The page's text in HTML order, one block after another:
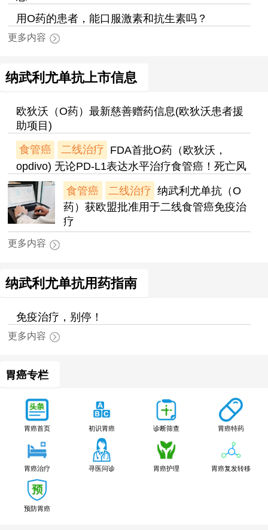
用O药的患者，能口服激素和抗生素吗？
更多内容
纳武利尤单抗上市信息
欧狄沃（O药）最新慈善赠药信息(欧狄沃患者援
助项目)
食管癌 二线治疗 FDA首批O药（欧狄沃，
opdivo) 无论PD-L1表达水平治疗食管癌！死亡风
食管癌 二线治疗 纳武利尤单抗（O
药）获欧盟批准用于二线食管癌免疫治
疗
更多内容
纳武利尤单抗用药指南
免疫治疗，别停！
更多内容
胃癌专栏
胃癌首页 初识胃癌 诊断筛查 胃癌特药
胃癌治疗 寻医问诊 胃癌护理 胃癌复发转移
预防胃癌